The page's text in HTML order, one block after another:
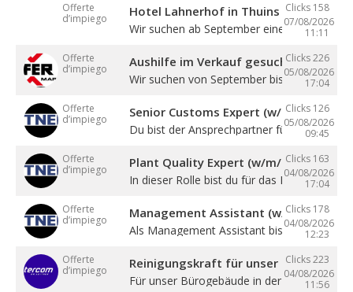
Offerte
d’impiego
Clicks 158
07/08/2026
11:11
Hotel Lahnerhof in Thuins sucht eine
Wir suchen ab September eine ...
Offerte
d’impiego
Clicks 226
05/08/2026
17:04
Aushilfe im Verkauf gesucht
Wir suchen von September bis Dezember
Offerte
d’impiego
Clicks 126
05/08/2026
09:45
Senior Customs Expert (w/m/d)
Du bist der Ansprechpartner für alle
Offerte
d’impiego
Clicks 163
04/08/2026
17:04
Plant Quality Expert (w/m/d)
In dieser Rolle bist du für das Management
Offerte
d’impiego
Clicks 178
04/08/2026
12:23
Management Assistant (w/m/d)
Als Management Assistant bist du eine ...
Offerte
d’impiego
Clicks 223
04/08/2026
11:56
Reinigungskraft für unser
Für unser Bürogebäude in der